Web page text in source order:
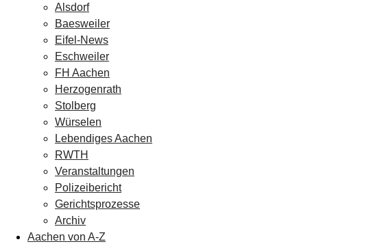
Alsdorf
Baesweiler
Eifel-News
Eschweiler
FH Aachen
Herzogenrath
Stolberg
Würselen
Lebendiges Aachen
RWTH
Veranstaltungen
Polizeibericht
Gerichtsprozesse
Archiv
Aachen von A-Z